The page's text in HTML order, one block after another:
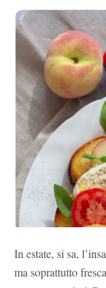
In estate, si sa,
ma soprattutto